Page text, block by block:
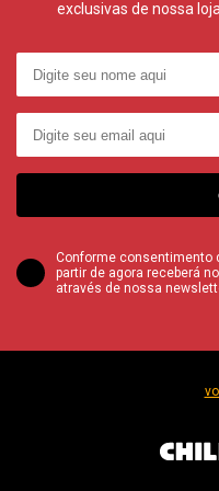
exclusivas de nossa
Conforme consentimento
partir de agora receberá
através de nossa